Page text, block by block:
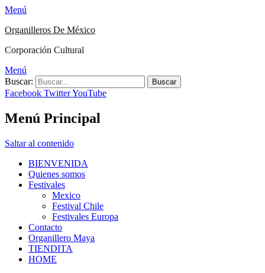
Menú
Organilleros De México
Corporación Cultural
Menú
Buscar:
Facebook TwitterYouTube
Menú Principal
Saltar al contenido
BIENVENIDA
Quienes somos
Festivales
Mexico
Festival Chile
Festivales Europa
Contacto
Organillero Maya
TIENDITA
HOME